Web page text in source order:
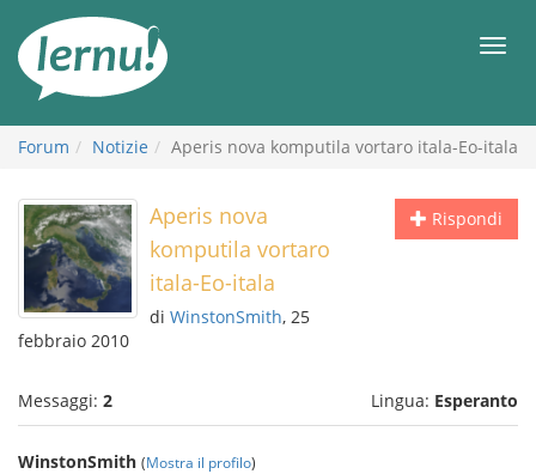
all’indice
Forum Notizie Aperis nova komputila vortaro itala-Eo-itala
Rispondi
Aperis nova
komputila vortaro
itala-Eo-itala
di WinstonSmith, 25
febbraio 2010
Messaggi: 2 Lingua: Esperanto
WinstonSmith (Mostra il profilo)